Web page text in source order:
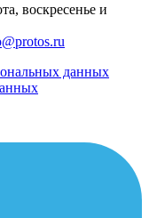
воскресенье и
данных